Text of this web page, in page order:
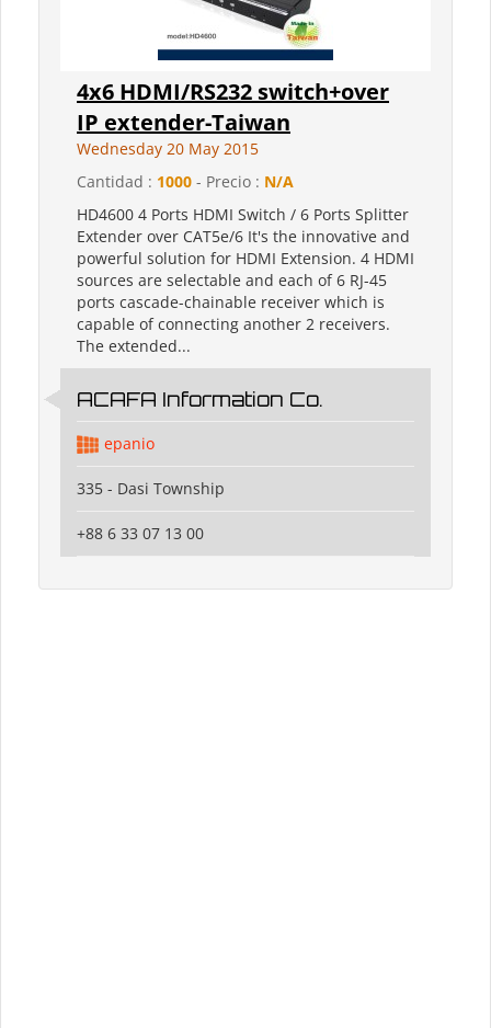
4x6 HDMI/RS232 switch+over
IP extender-Taiwan
Wednesday 20 May 2015
Cantidad : 1000 - Precio : N/A
HD4600 4 Ports HDMI Switch / 6 Ports Splitter
Extender over CAT5e/6 It's the innovative and
powerful solution for HDMI Extension. 4 HDMI
sources are selectable and each of 6 RJ-45
ports cascade-chainable receiver which is
capable of connecting another 2 receivers.
The extended...
ACAFA Information Co.
epanio
335 - Dasi Township
+88 6 33 07 13 00